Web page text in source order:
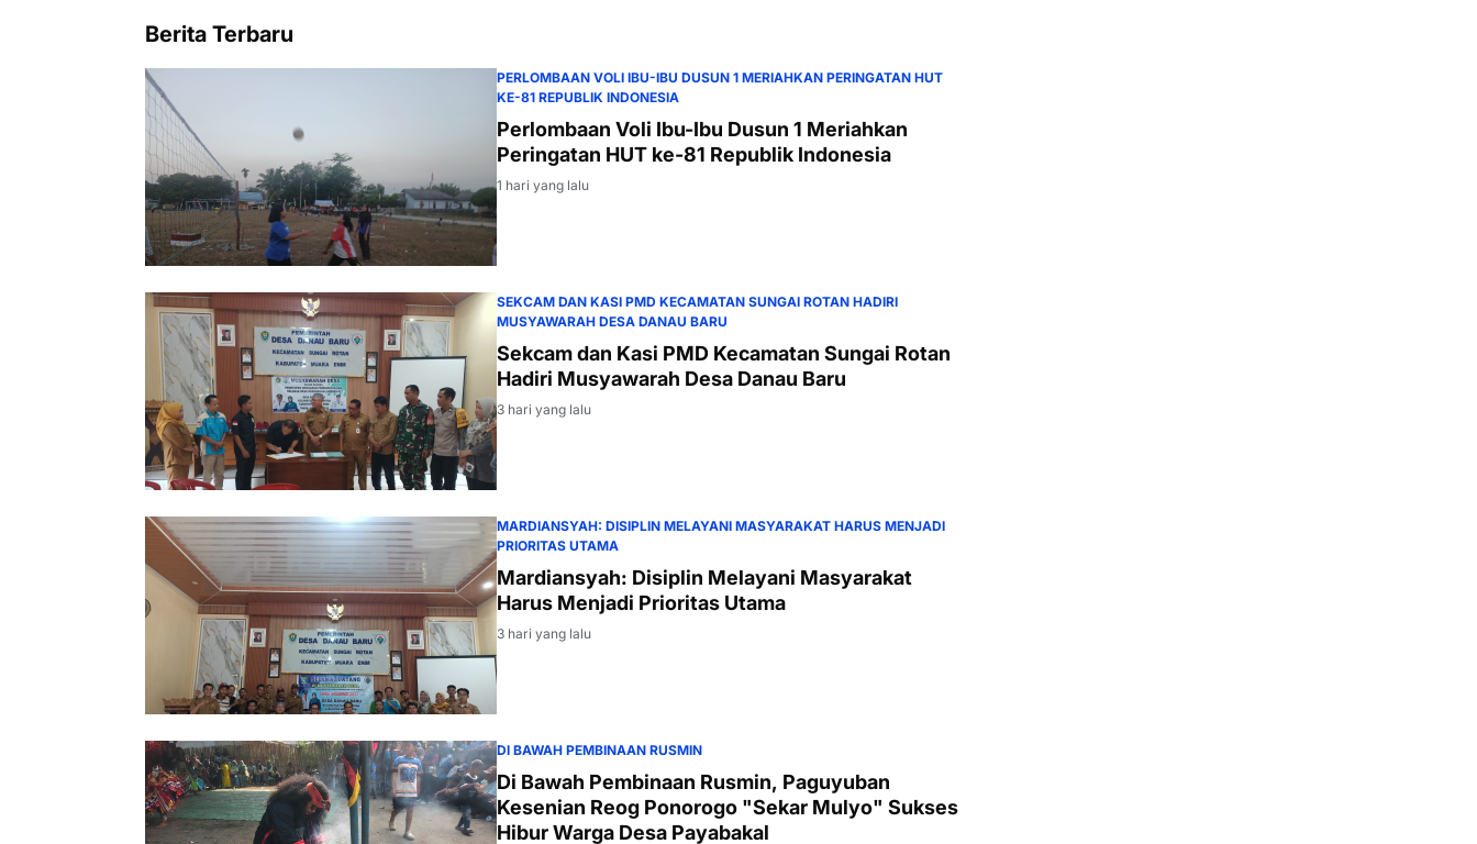
Berita Terbaru
PERLOMBAAN VOLI IBU-IBU DUSUN 1 MERIAHKAN PERINGATAN HUT
KE-81 REPUBLIK INDONESIA
Perlombaan Voli Ibu-Ibu Dusun 1 Meriahkan
Peringatan HUT ke-81 Republik Indonesia
1 hari yang lalu
SEKCAM DAN KASI PMD KECAMATAN SUNGAI ROTAN HADIRI
MUSYAWARAH DESA DANAU BARU
Sekcam dan Kasi PMD Kecamatan Sungai Rotan
Hadiri Musyawarah Desa Danau Baru
3 hari yang lalu
MARDIANSYAH: DISIPLIN MELAYANI MASYARAKAT HARUS MENJADI
PRIORITAS UTAMA
Mardiansyah: Disiplin Melayani Masyarakat
Harus Menjadi Prioritas Utama
3 hari yang lalu
DI BAWAH PEMBINAAN RUSMIN
Di Bawah Pembinaan Rusmin, Paguyuban
Kesenian Reog Ponorogo "Sekar Mulyo" Sukses
Hibur Warga Desa Payabakal